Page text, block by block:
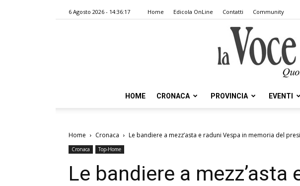
6 Agosto 2026 - 14:36:17 Home Edicola OnLine Contatti Community
HOME CRONACA PROVINCIA EVENTI
Home Cronaca Le bandiere a mezz’asta e raduni Vespa in memoria del
Cronaca Top-Home
Le bandiere a mezz’asta